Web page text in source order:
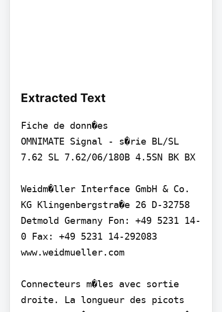
Extracted Text
Fiche de donn�es
OMNIMATE Signal - s�rie BL/SL
7.62 SL 7.62/06/180B 4.5SN BK BX
Weidm�ller Interface GmbH & Co.
KG Klingenbergstra�e 26 D-32758
Detmold Germany Fon: +49 5231 14-
0 Fax: +49 5231 14-292083
www.weidmueller.com
Connecteurs m�les avec sortie
droite. La longueur des picots